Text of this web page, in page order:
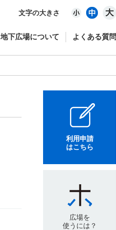
文字の大きさ
地下広場について よくある質問
利用申請
はこちら
広場を
使うには？